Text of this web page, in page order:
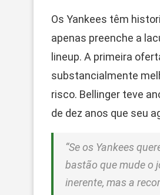
Os Yankees têm
apenas preenche a
lineup. A primeira
substancialmente
risco. Bellinger teve
de dez anos que seu
“Se os Yankees
bastão que mude o
inerente, mas a